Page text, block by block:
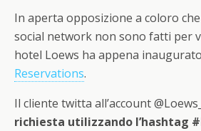
In aperta opposizione a coloro
social network non sono fatti per
hotel Loews ha appena
Reservations.
Il cliente twitta all’account
richiesta utilizzando l’hashtag